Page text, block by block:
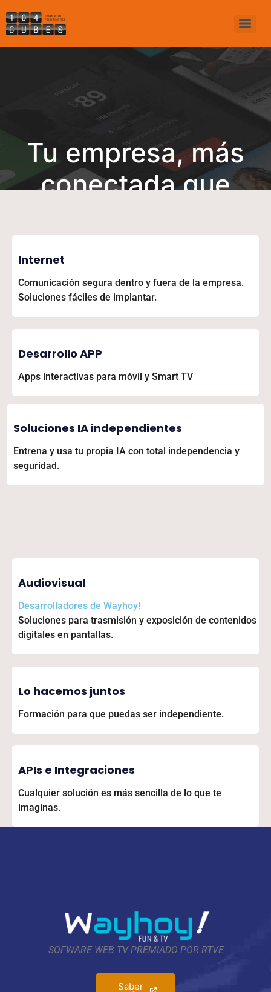
Tu empresa, más
conectada que
Internet
Comunicación segura dentro y fuera de la empresa.
Soluciones fáciles de implantar.
Desarrollo APP
Apps interactivas para móvil y Smart TV
Soluciones IA independientes
Entrena y usa tu propia IA con total independencia y
seguridad.
Audiovisual
Desarrolladores de Wayhoy!
Soluciones para trasmisión y exposición de contenidos
digitales en pantallas.
Lo hacemos juntos
Formación para que puedas ser independiente.
APIs e Integraciones
Cualquier solución es más sencilla de lo que te
imaginas.
SOFWARE WEB TV PREMIADO POR RTVE
Saber